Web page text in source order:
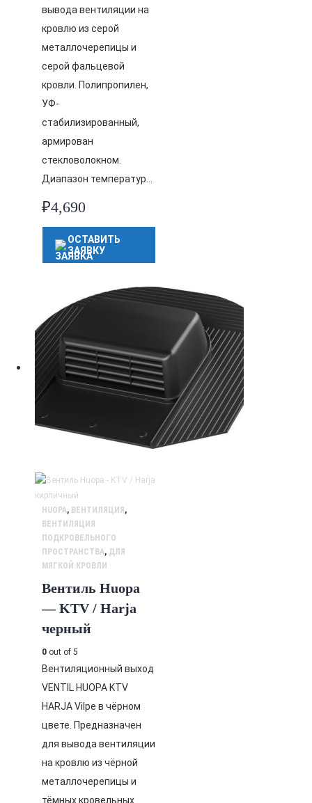
вывода вентиляции на
кровлю из серой
металлочерепицы и
серой фальцевой
кровли. Полипропилен,
УФ-
стабилизированный,
армирован
стекловолокном.
Диапазон температур…
₽4,690
ОСТАВИТЬ
ЗАЯВКУ
HUOPA, ВЕНТИЛЯЦИЯ ,
ВЕНТИЛЯЦИЯ
ПОДКРОВЕЛЬНОГО
ПРОСТРАНСТВА, ДЛЯ
МЯГКОЙ КРОВЛИ
Вентиль Huopa
— KTV / Harja
черный
0 out of 5
Вентиляционный выход
VENTIL HUOPA KTV
HARJA Vilpe в чёрном
цвете. Предназначен
для вывода вентиляции
на кровлю из чёрной
металлочерепицы и
тёмных кровельных